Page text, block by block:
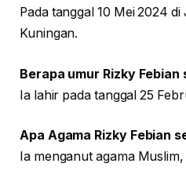
Pada tanggal 10 Mei 2024
Kuningan.
Berapa umur Rizky Febian
Ia lahir pada tanggal 25
Apa Agama Rizky Febian
Ia menganut agama